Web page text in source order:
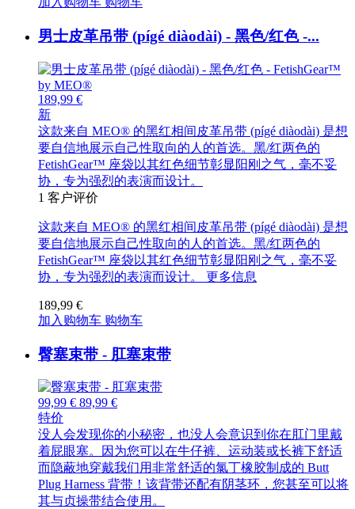
男士皮革吊带 (pígé diàodài) - 黑色/红色 -...
189,99 €
新
这款来自 MEO® 的黑红相间皮革吊带 (pígé diàodài) 是想
要自信地展示自己性取向的人的首选。黑/红两色的
FetishGear™ 座袋以其红色细节彰显阳刚之气，毫不妥
协，专为强烈的表演而设计。
1 客户评价
这款来自 MEO® 的黑红相间皮革吊带 (pígé diàodài) 是想
要自信地展示自己性取向的人的首选。黑/红两色的
FetishGear™ 座袋以其红色细节彰显阳刚之气，毫不妥
协，专为强烈的表演而设计。 更多信息
189,99 €
加入购物车 购物车
臀塞束带 - 肛塞束带
99,99 € 89,99 €
特价
没人会发现你的小秘密，也没人会意识到你在肛门里戴
着屁眼塞。因为您可以在牛仔裤、运动装或长裤下舒适
而隐蔽地穿戴我们用非常舒适的氯丁橡胶制成的 Butt
Plug Harness 背带！该背带还配有阴茎环，您甚至可以将
其与贞操带结合使用。